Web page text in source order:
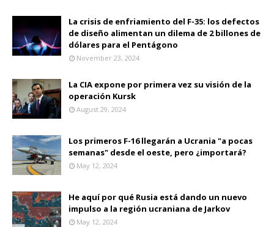
La crisis de enfriamiento del F-35: los defectos
de diseño alimentan un dilema de 2 billones de
dólares para el Pentágono
November 23, 2024
La CIA expone por primera vez su visión de la
operación Kursk
August 29, 2024
Los primeros F-16 llegarán a Ucrania "a pocas
semanas" desde el oeste, pero ¿importará?
May 12, 2024
He aquí por qué Rusia está dando un nuevo
impulso a la región ucraniana de Jarkov
May 12, 2024